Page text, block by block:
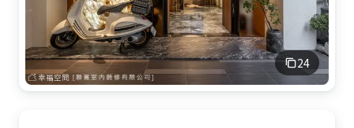
24